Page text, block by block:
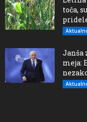
toča,
Janša
meja: